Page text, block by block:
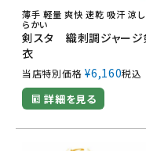
薄手 軽量 爽快 速乾 吸汗 涼
らかい
剣スタ 織刺調ジャージ
衣
当店特別価格 ¥6,160税込
詳細を見る